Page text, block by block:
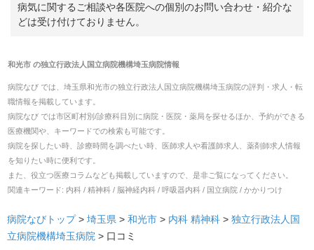
病気に関するご相談や各医院への個別のお問い合わせ・紹介な
どは受け付けておりません。
和光市の独立行政法人国立病院機構埼玉病院情報
病院なび では、 埼玉県和光市の独立行政法人国立病院機構埼玉病院の評判・求人・転
職情報を掲載しています。
病院なび では市区町村別/診療科目別に病院・医院・薬局を探せるほか、予約ができる
医療機関や、キーワードでの検索も可能です。
病院を探したい時、診療時間を調べたい時、医師求人や看護師求人、薬剤師求人情報
を知りたい時に便利です。
また、役立つ医療コラムなども掲載していますので、是非ご覧になってください。
関連キーワード: 内科 / 精神科 / 脳神経内科 / 呼吸器内科 / 国立病院 / かかりつけ
病院なびトップ > 埼玉県 > 和光市 > 内科 精神科 > 独立行政法人国
立病院機構埼玉病院 > 口コミ